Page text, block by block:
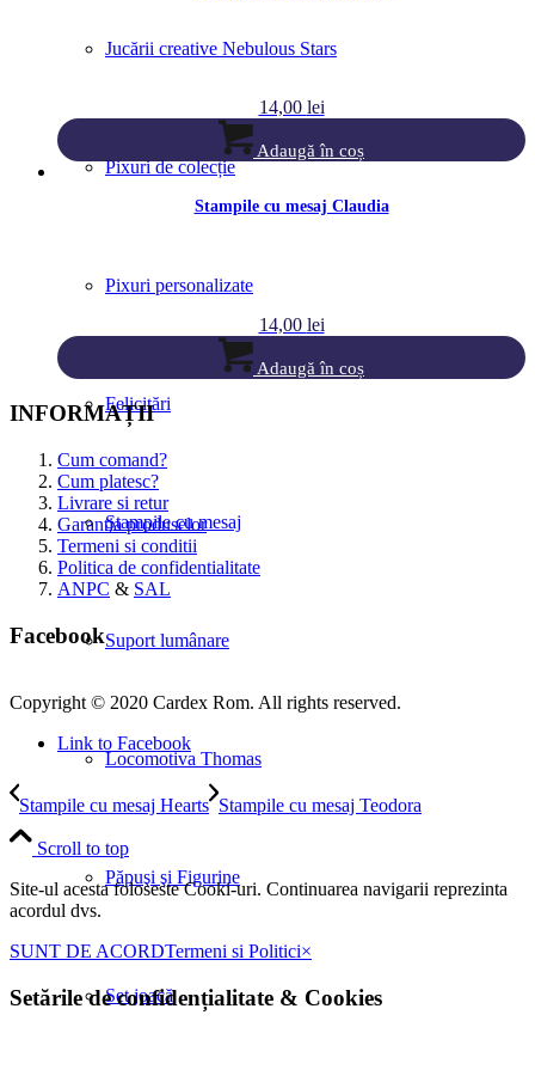
Jucării creative Nebulous Stars
Pixuri de colecție
Pixuri personalizate
Felicitări
Ștampile cu mesaj
Suport lumânare
Locomotiva Thomas
Păpuşi şi Figurine
Set joacă
14,00 lei
Adaugă în coș
Stampile cu mesaj Claudia
14,00 lei
Adaugă în coș
INFORMAȚII
Cum comand?
Cum platesc?
Livrare si retur
Garantia produselor
Termeni si conditii
Politica de confidentialitate
ANPC & SAL
Facebook
Copyright © 2020 Cardex Rom. All rights reserved.
Link to Facebook
Stampile cu mesaj Hearts Stampile cu mesaj Teodora
Scroll to top
Site-ul acesta foloseste Cooki-uri. Continuarea navigarii reprezinta
acordul dvs.
SUNT DE ACORDTermeni si Politici×
Setările de confidențialitate & Cookies